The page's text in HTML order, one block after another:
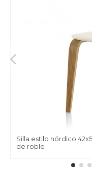
Silla estilo nórdico
de roble